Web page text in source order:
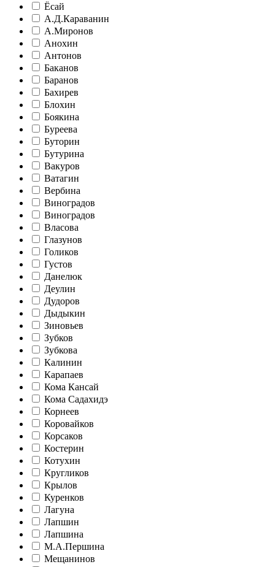
Ёсай
А.Д.Караванин
А.Миронов
Анохин
Антонов
Баканов
Баранов
Бахирев
Блохин
Боякина
Буреева
Буторин
Бутурина
Вакуров
Ватагин
Вербина
Виноградов
Виноградов
Власова
Глазунов
Голиков
Густов
Данелюк
Деулин
Дудоров
Дыдыкин
Зиновьев
Зубков
Зубкова
Калинин
Карапаев
Кома Кансай
Кома Садахидэ
Корнеев
Коровайков
Корсаков
Костерин
Котухин
Кругликов
Крылов
Куренков
Лагуна
Лапшин
Лапшина
М.А.Першина
Мещанинов